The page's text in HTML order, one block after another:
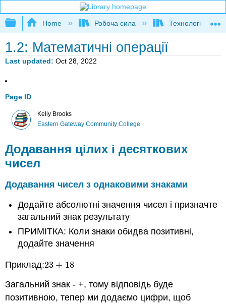
Expand/collapse global hierarchy
Home Робоча сила Технологія
1.2: Математичні операції
Last updated Oct 28, 2022
Page ID
Kelly Brooks
Eastern Gateway Community College
Додавання цілих і десяткових
чисел
Додавання чисел з однаковими знаками
Додайте абсолютні значення чисел і призначте
загальний знак результату
ПРИМІТКА: Коли знаки обидва позитивні,
додайте значення
Приклад:23 + 18
23 +18
Загальний знак - +, тому відповідь буде
позитивною, тепер ми додаємо цифри, щоб